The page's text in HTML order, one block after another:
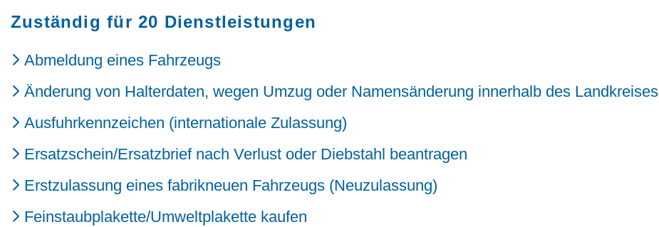
Zuständig für 20 Dienstleistungen
Abmeldung eines Fahrzeugs
Änderung von Halterdaten, wegen Umzug oder Namensänderung innerhalb des Landkreises
Ausfuhrkennzeichen (internationale Zulassung)
Ersatzschein/Ersatzbrief nach Verlust oder Diebstahl beantragen
Erstzulassung eines fabrikneuen Fahrzeugs (Neuzulassung)
Feinstaubplakette/Umweltplakette kaufen